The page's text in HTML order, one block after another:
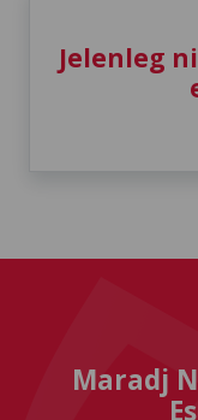
Jelenleg
Maradj